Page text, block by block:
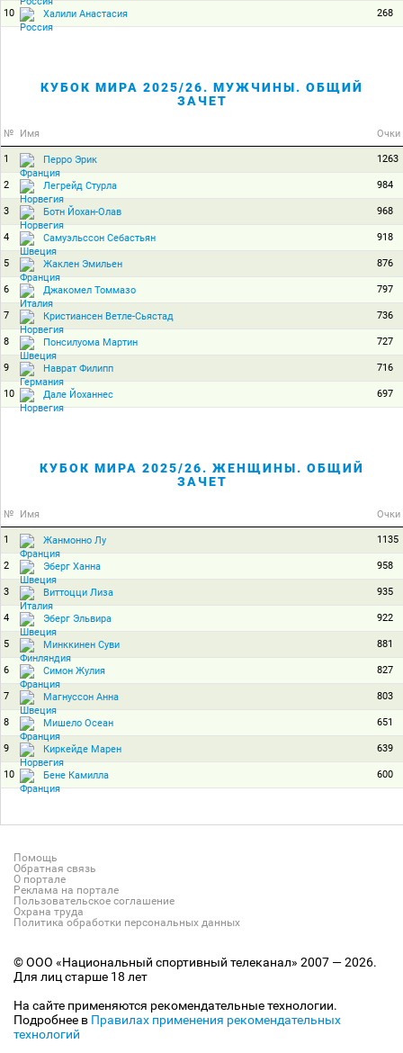
10 Халили Анастасия 268
КУБОК МИРА 2025/26. МУЖЧИНЫ. ОБЩИЙ
ЗАЧЕТ
№ Имя Очки
1 Перро Эрик 1263
2 Легрейд Стурла 984
3 Ботн Йохан-Олав 968
4 Самуэльссон Себастьян 918
5 Жаклен Эмильен 876
6 Джакомел Томмазо 797
7 Кристиансен Ветле-Сьястад 736
8 Понсилуома Мартин 727
9 Наврат Филипп 716
10 Дале Йоханнес 697
КУБОК МИРА 2025/26. ЖЕНЩИНЫ. ОБЩИЙ
ЗАЧЕТ
№ Имя Очки
1 Жанмонно Лу 1135
2 Эберг Ханна 958
3 Виттоцци Лиза 935
4 Эберг Эльвира 922
5 Минккинен Суви 881
6 Симон Жулия 827
7 Магнуссон Анна 803
8 Мишело Осеан 651
9 Киркейде Марен 639
10 Бене Камилла 600
Помощь
Обратная связь
О портале
Реклама на портале
Пользовательское соглашение
Охрана труда
Политика обработки персональных данных
© ООО «Национальный спортивный телеканал» 2007 — 2026.
Для лиц старше 18 лет
На сайте применяются рекомендательные технологии.
Подробнее в Правилах применения рекомендательных
технологий